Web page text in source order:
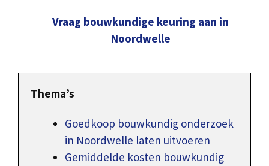
Vraag bouwkundige keuring aan in
Noordwelle
Thema’s
Goedkoop bouwkundig onderzoek
in Noordwelle laten uitvoeren
Gemiddelde kosten bouwkundig